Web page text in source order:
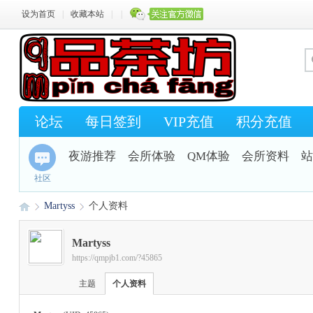
设为首页 收藏本站
论坛 每日签到 VIP充值 积分充值
社区
夜游推荐 会所体验 QM体验 会所资料
›
Martyss 个人资料
Martyss
https://qmpjb1.com/?45865
主题 个人资料